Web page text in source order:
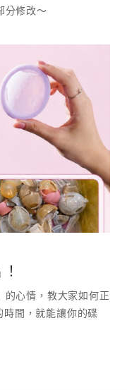
分修改～
的心情，教大家如何正
間，就能讓你的碟